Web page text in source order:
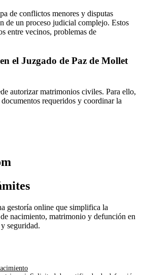
de conflictos menores y disputas
de un proceso judicial complejo. Estos
entre vecinos, problemas de
el Juzgado de Paz de Mollet
autorizar matrimonios civiles. Para ello,
documentos requeridos y coordinar la
gestoría online que simplifica la
nacimiento, matrimonio y defunción en
seguridad.